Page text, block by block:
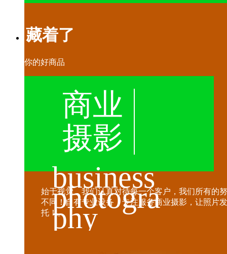
藏着了
你的好商品
商业
摄影
business
photogra
phy
始于视觉，我们认真对待每一个客户，我们所有的
不同！自有专业设备，专注服务商业摄影，让照片
托！。